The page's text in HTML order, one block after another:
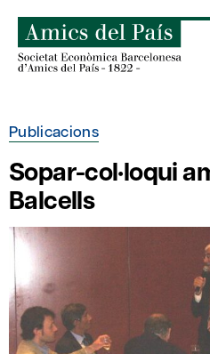
content
Publicacions
Sopar-col·loqui
Balcells